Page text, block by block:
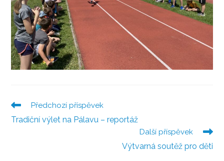
Číst
více
Předchozí příspěvek
Tradiční výlet na Pálavu – reportáž
Další příspěvek
Výtvarná soutěž pro děti